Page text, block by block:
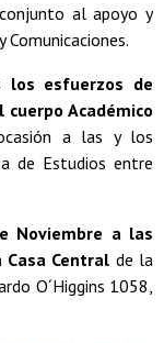
al apoyo y
los esfuerzos de
Académico
a las y los
de Estudios entre
Noviembre a las
Central de la
O´Higgins 1058,